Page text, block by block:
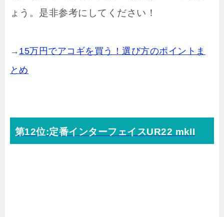
ょう。是非参考にしてください！
→ 15万円でアコギを買う！選び方のポイントま
とめ
第12位:定番インターフェイスUR22 mkII